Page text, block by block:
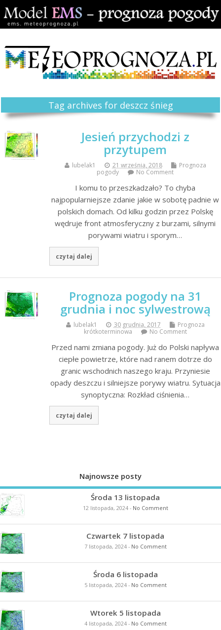
Tag archives for deszcz śnieg
Jesień przychodzi z
przytupem
lubelak1 21 września, 2018
Prognoza
pogody
No Comment
I komu to przeszkadzało? To chyba
najpopularniejsze zdanie jakie w sobotę padnie w
polskich domach. Od kilku godzin przez Polskę
wędruje front atmosferyczny z burzami, silnymi
porywami wiatru i sporym…
czytaj dalej
Prognoza pogody na 31
grudnia i noc sylwestrową
lubelak1 30 grudnia, 2017
Prognoza
krótkoterminowa
No Comment
Przed nami zmiana pogody. Już do Polski napływa
ciepłe powietrze, które nad ranem dotrze do
granic wschodnich naszego kraju. Przyniesie
opady deszczu i silniejsze porywy wiatru. Sytuacja
synoptyczna: Rozkład ciśnienia…
czytaj dalej
Najnowsze posty
Środa 13 listopada
12 listopada, 2024- No Comment
Czwartek 7 listopada
7 listopada, 2024- No Comment
Środa 6 listopada
5 listopada, 2024- No Comment
Wtorek 5 listopada
4 listopada, 2024- No Comment